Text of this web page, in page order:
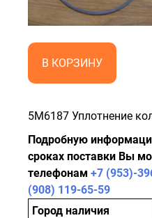
В КОРЗИНУ
5M6187 Уплотнение
Подробную
сроках поставки Вы
телефонам +7 (953)-
(908) 119-65-59
Город наличия